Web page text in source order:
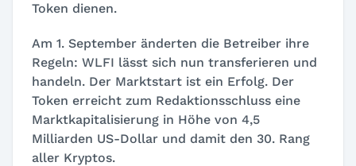
Token dienen.
Am 1. September änderten die Betreiber ihre
Regeln: WLFI lässt sich nun transferieren und
handeln. Der Marktstart ist ein Erfolg. Der
Token erreicht zum Redaktionsschluss eine
Marktkapitalisierung in Höhe von 4,5
Milliarden US-Dollar und damit den 30. Rang
aller Kryptos.